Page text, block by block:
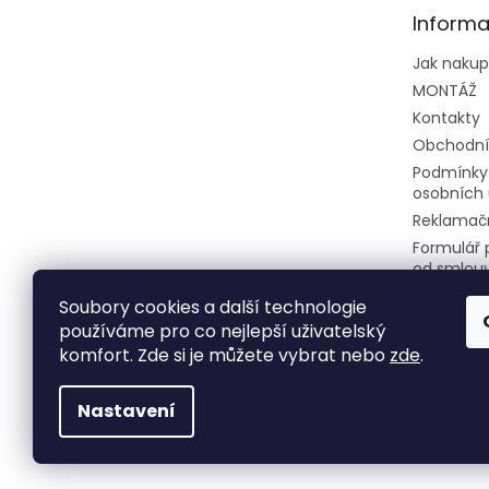
Soubory cookies a další technologie
používáme pro co nejlepší uživatelský
komfort. Zde si je můžete vybrat nebo zde.
Nastavení
Jak
MONTÁŽ
Kontakty
osobních
Formulář
od